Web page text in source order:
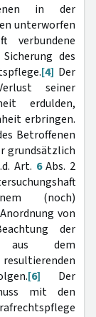
in der
unterworfen
verbundene
des
[4] Der
seiner
erdulden,
erbringen.
Betroffenen
grundsätzlich
Art. 6Abs. 2
(noch)
von
der
aus dem
[6] Der
mit den